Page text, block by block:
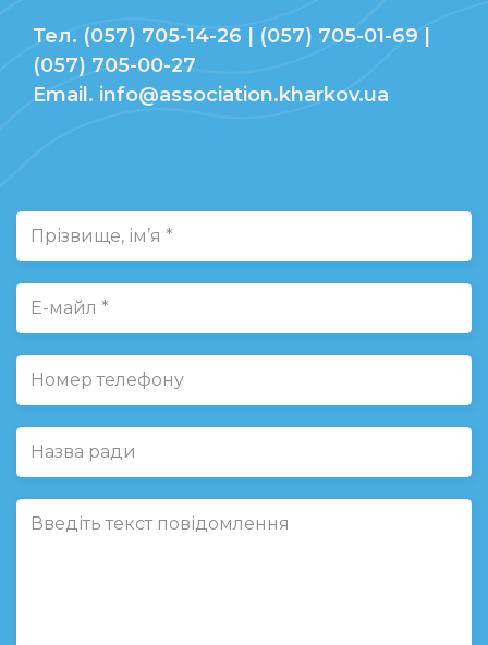
Тел. (057) 705-14-26 | (057) 705-01-69 |
(057) 705-00-27
Email. info@association.kharkov.ua